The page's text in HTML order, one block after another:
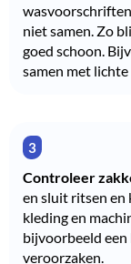
niet samen. Zo
goed schoon.
samen met lichte
Controleer
en sluit ritsen en
kleding en
bijvoorbeeld een
veroorzaken.